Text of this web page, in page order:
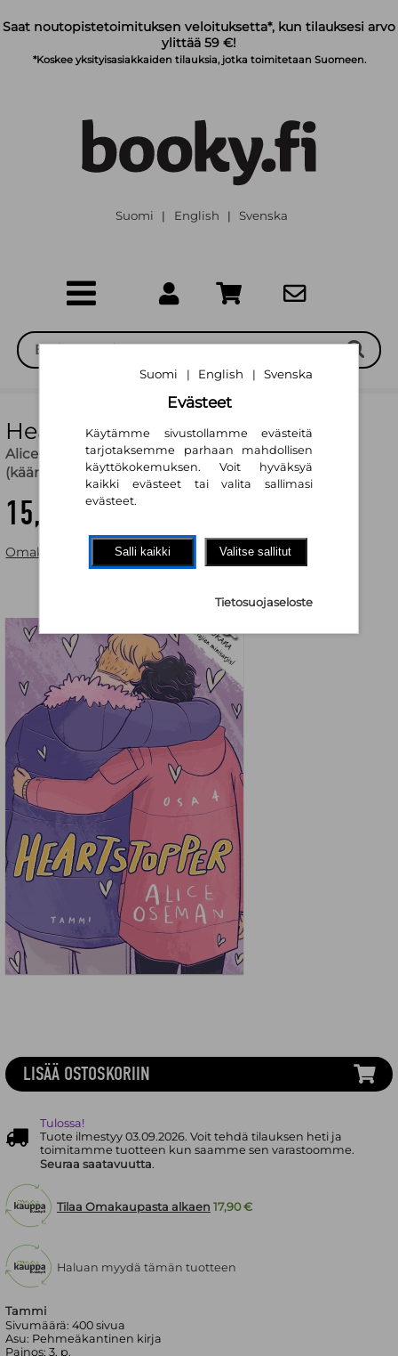
Saat noutopistetoimituksen veloituksetta*, kun tilauksesi arvo
ylittää 59 €!
*Koskee yksityisasiakkaiden tilauksia, jotka toimitetaan Suomeen.
Suomi | English | Svenska
Heartstopper. Osa 4
Alice Oseman,Alice Oseman (kuv.) ,Oona Juutinen
(käänt.)
15,80 €
Omakaupassa alkaen 17,90 €
Tammi
Sivumäärä:400 sivua
Asu: Pehmeäkantinen kirja
Painos:3. p.
LISÄÄ OSTOSKORIIN
Tulossa!
Tuote ilmestyy 03.09.2026. Voit tehdä tilauksen heti ja
toimitamme tuotteen kun saamme sen varastoomme.
Seuraa saatavuutta.
Tilaa Omakaupasta alkaen 17,90 €
Haluan myydä tämän tuotteen
Suomi | English | Svenska
Evästeet
Käytämme sivustollamme evästeitä
tarjotaksemme parhaan mahdollisen
käyttökokemuksen. Voit hyväksyä
kaikki evästeet tai valita sallimasi
evästeet.
Salli kaikki Valitse sallitut
Tietosuojaseloste